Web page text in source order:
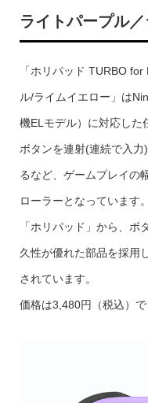
ライトパープル
「ホリパッド TURBO
ル/ライムイエロー」は
機ELモデル）に対応した
ボタンを連射(連続で入力
るなど、ゲームプレイの
ローラーとなっています
「ホリパッド」から、
久性が優れた部品を採用
されています。
価格は3,480円（税込）